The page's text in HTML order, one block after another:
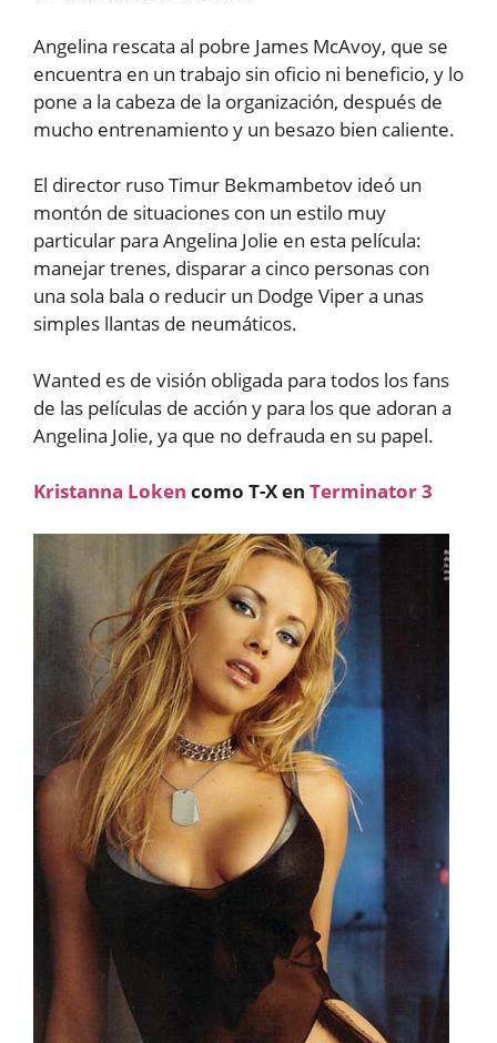
Angelina rescata al pobre James McAvoy, que se
encuentra en un trabajo sin oficio ni beneficio, y lo
pone a la cabeza de la organización, después de
mucho entrenamiento y un besazo bien caliente.
El director ruso Timur Bekmambetov ideó un
montón de situaciones con un estilo muy
particular para Angelina Jolie en esta película:
manejar trenes, disparar a cinco personas con
una sola bala o reducir un Dodge Viper a unas
simples llantas de neumáticos.
Wanted es de visión obligada para todos los fans
de las películas de acción y para los que adoran a
Angelina Jolie, ya que no defrauda en su papel.
Kristanna Loken como T-X en Terminator 3